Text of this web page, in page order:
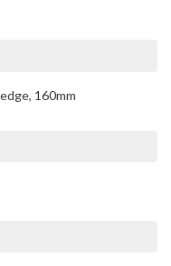
160mm